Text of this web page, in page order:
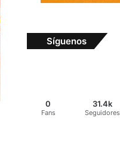
Síguenos
0
Fans
31.4k
Seguidores